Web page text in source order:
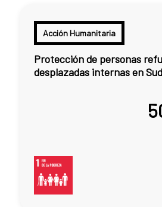
Acción Humanitaria
Protección de personas
desplazadas internas en